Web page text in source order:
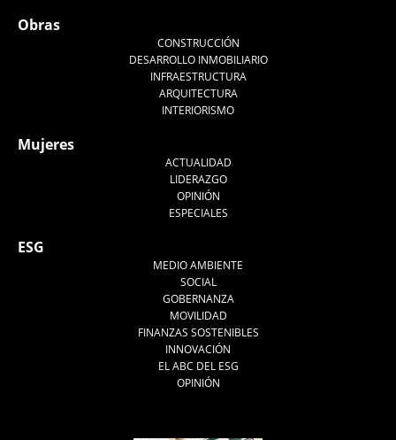
Obras
CONSTRUCCIÓN
DESARROLLO INMOBILIARIO
INFRAESTRUCTURA
ARQUITECTURA
INTERIORISMO
Mujeres
ACTUALIDAD
LIDERAZGO
OPINIÓN
ESPECIALES
ESG
MEDIO AMBIENTE
SOCIAL
GOBERNANZA
MOVILIDAD
FINANZAS SOSTENIBLES
INNOVACIÓN
EL ABC DEL ESG
OPINIÓN